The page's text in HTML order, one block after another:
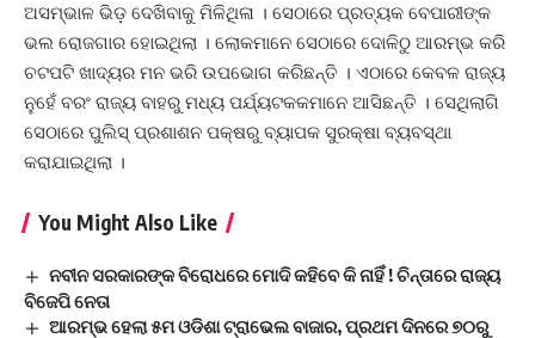
ଅସମ୍ଭାଳ ଭିଡ଼ ଦେଖିବାକୁ ମିଳିଥିଳା । ସେଠାରେ ପ୍ରତ୍ୟକ ବେପାରୀଙ୍କ
ଭଲ ରୋଜଗାର ହୋଇଥିଲା । ଲୋକମାନେ ସେଠାରେ ଦୋଳିଠୁ ଆରମ୍ଭ କରି
ଚଟପଟି ଖାଦ୍ୟର ମନ ଭରି ଉପଭୋଗ କରିଛନ୍ତି । ଏଠାରେ କେବଳ ରାଜ୍ୟ
ନୁହେଁ ବରଂ ରାଜ୍ୟ ବାହରୁ ମଧ୍ୟ ପର୍ଯ୍ୟଟକକମାନେ ଆସିଛନ୍ତି । ସେଥିଲାଗି
ସେଠାରେ ପୁଲିସ୍ ପ୍ରଶାଶନ ପକ୍ଷରୁ ବ୍ୟାପକ ସୁରକ୍ଷା ବ୍ୟବସ୍ଥା
କରାଯାଇଥିଲା ।
You Might Also Like
ନବୀନ ସରକାରଙ୍କ ବିରୋଧରେ ମୋଦି କହିବେ କି ନାହିଁ ! ଚିନ୍ତାରେ ରାଜ୍ୟ
ବିଜେପି ନେତା
ଆରମ୍ଭ ହେଲା ୫ମ ଓଡିଶା ଟ୍ରାଭେଲ ବାଜାର, ପ୍ରଥମ ଦିନରେ ୭୦ରୁ